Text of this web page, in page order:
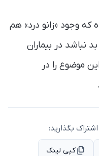
وجود «زانو درد» هم
نباشد در بیماران
موضوع را در
بگذارید:
کپی لینک